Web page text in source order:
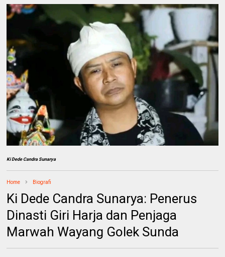
Ki Dede Candra Sunarya
Home Biografi
Ki Dede Candra Sunarya: Penerus
Dinasti Giri Harja dan Penjaga
Marwah Wayang Golek Sunda